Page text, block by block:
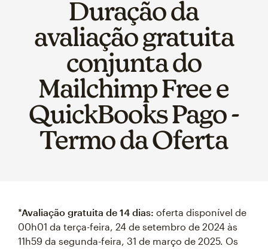
Duração da
avaliação gratuita
conjunta do
Mailchimp Free e
QuickBooks Pago -
Termo da Oferta
*Avaliação gratuita de 14 dias: oferta disponível de
00h01 da terça-feira, 24 de setembro de 2024 às
11h59 da segunda-feira, 31 de março de 2025. Os